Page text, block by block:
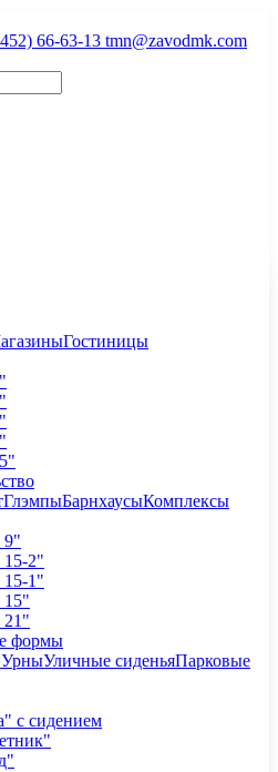
66-63-13 tmn@zavodmk.com
Гостиницы
ГлэмпыБарнхаусыКомплексы
9"
15-2"
15-1"
15"
21"
формы
УрныУличные сиденьяПарковые
с сидением